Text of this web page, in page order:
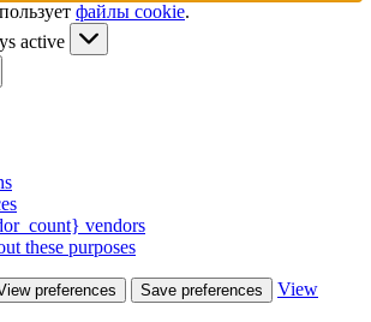
файлы cookie.
active
vendors
these purposes
preferences Save preferences
View